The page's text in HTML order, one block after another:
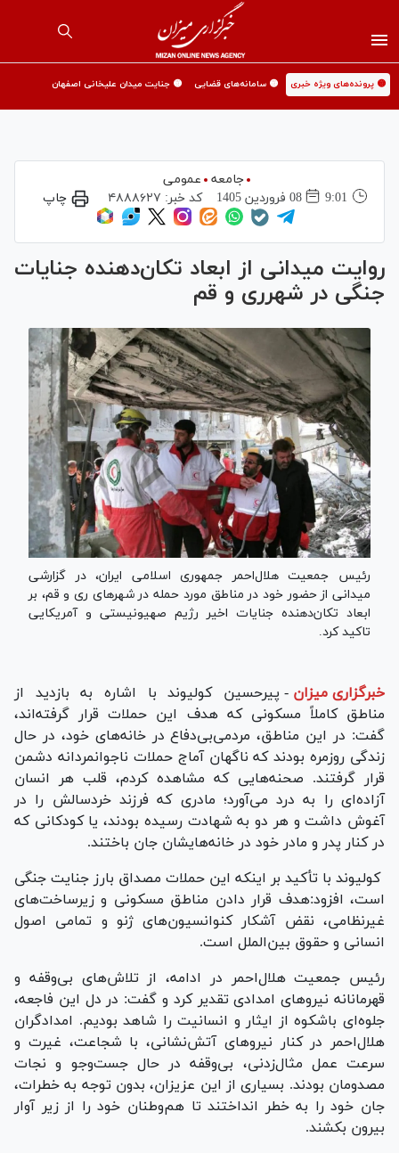
🟡 پرونده‌های ویژه خبری 🟡 سامانه‌های قضایی 🟡 جنایت میدان علیخانی اصفهان
جامعه
عمومی
9:01
08 فروردين 1405 کد خبر: ۴۸۸۸۶۲۷ چاپ
روایت میدانی از ابعاد تکان‌دهنده جنایات
جنگی در شهرری و قم
رئیس جمعیت هلال‌احمر جمهوری اسلامی ایران، در گزارشی
میدانی از حضور خود در مناطق مورد حمله در شهر‌های ری و قم، بر
ابعاد تکان‌دهنده جنایات اخیر رژیم صهیونیستی و آمریکایی
تاکید کرد.
خبرگزاری میزان - پیرحسین کولیوند با اشاره به بازدید از
مناطق کاملاً مسکونی که هدف این حملات قرار گرفته‌اند،
گفت: در این مناطق، مردمی‌بی‌دفاع در خانه‌های خود، در حال
زندگی روزمره بودند که ناگهان آماج حملات ناجوانمردانه دشمن
قرار گرفتند. صحنه‌هایی که مشاهده کردم، قلب هر انسان
آزاده‌ای را به درد می‌آورد؛ مادری که فرزند خردسالش را در
آغوش داشت و هر دو به شهادت رسیده بودند، یا کودکانی که
در کنار پدر و مادر خود در خانه‌هایشان جان باختند.
کولیوند با تأکید بر اینکه این حملات مصداق بارز جنایت جنگی
است، افزود:هدف قرار دادن مناطق مسکونی و زیرساخت‌های
غیرنظامی، نقض آشکار کنوانسیون‌های ژنو و تمامی اصول
انسانی و حقوق بین‌الملل است.
رئیس جمعیت هلال‌احمر در ادامه، از تلاش‌های بی‌وقفه و
قهرمانانه نیرو‌های امدادی تقدیر کرد و گفت: در دل این فاجعه،
جلوه‌ای باشکوه از ایثار و انسانیت را شاهد بودیم. امدادگران
هلال‌احمر در کنار نیرو‌های آتش‌نشانی، با شجاعت، غیرت و
سرعت عمل مثال‌زدنی، بی‌وقفه در حال جست‌و‌جو و نجات
مصدومان بودند. بسیاری از این عزیزان، بدون توجه به خطرات،
جان خود را به خطر انداختند تا هم‌وطنان خود را از زیر آوار
بیرون بکشند.